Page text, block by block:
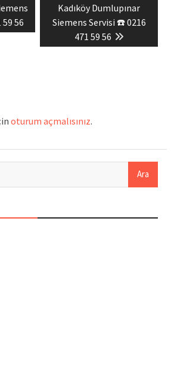
56
Next
post:
Kadıköy Dumlupınar
Siemens Servisi ☎️ 0216
471 59 56
oturum açmalısınız.